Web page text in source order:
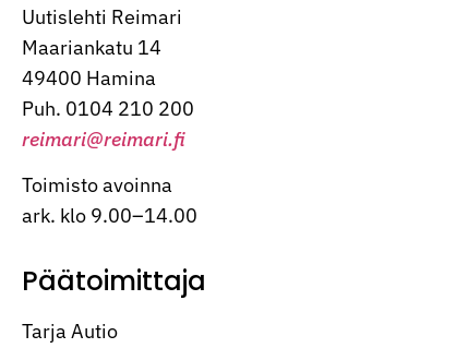
Uutislehti Reimari
Maariankatu 14
49400 Hamina
Puh. 0104 210 200
reimari@reimari.fi
Toimisto avoinna
ark. klo 9.00–14.00
Päätoimittaja
Tarja Autio